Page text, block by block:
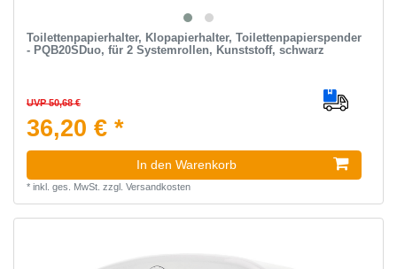
Toilettenpapierhalter, Klopapierhalter, Toilettenpapierspender
- PQB20SDuo, für 2 Systemrollen, Kunststoff, schwarz
UVP 50,68 €
36,20 € *
In den Warenkorb
* inkl. ges. MwSt. zzgl. Versandkosten